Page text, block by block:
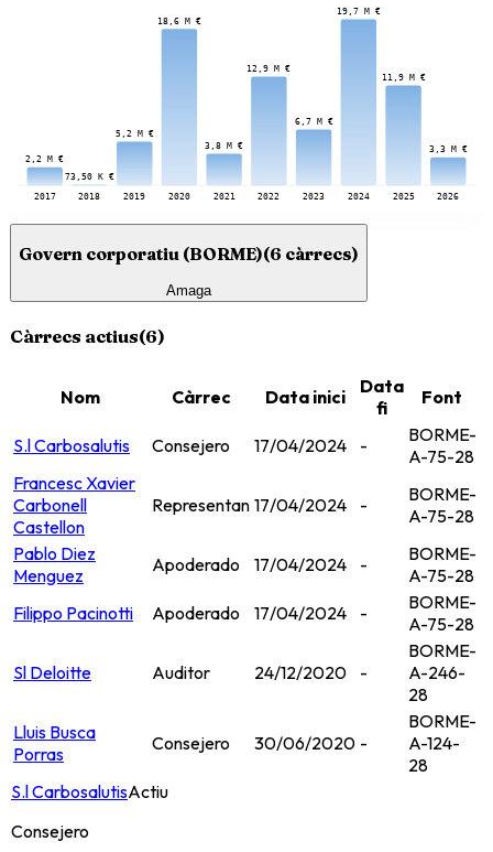
2,2 M €
2017
73,50 K €
2018
5,2 M €
2019
18,6 M €
2020
3,8 M €
2021
12,9 M €
2022
6,7 M €
2023
19,7 M €
2024
11,9 M €
2025
3,3 M €
2026
Govern corporatiu (BORME)(6 càrrecs)
Amaga
Càrrecs actius(6)
Nom Càrrec Data inici
Data
fi
Font
S.l Carbosalutis Consejero 17/04/2024 -
BORME-
A-75-28
Francesc Xavier
Carbonell
Castellon
Representan 17/04/2024 -
BORME-
A-75-28
Pablo Diez
Menguez
Apoderado 17/04/2024 -
BORME-
A-75-28
Filippo Pacinotti
Apoderado 17/04/2024 -
BORME-
A-75-28
Sl Deloitte Auditor 24/12/2020 -
BORME-
A-246-
28
Lluis Busca
Porras
Consejero 30/06/2020 -
BORME-
A-124-
28
S.l CarbosalutisActiu
Consejero